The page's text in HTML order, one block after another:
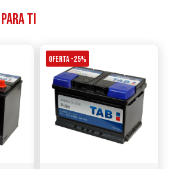
para ti
OFERTA -25%